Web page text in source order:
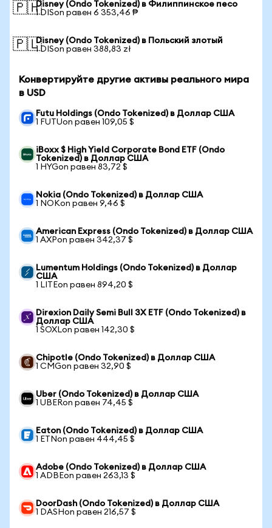
🇵🇭Disney (Ondo Tokenized) в Филиппинское песо
1 DISon равен 6 353,46 ₱
🇵🇱Disney (Ondo Tokenized) в Польский злотый
1 DISon равен 388,83 zł
Конвертируйте другие активы реального мира
в USD
Futu Holdings (Ondo Tokenized) в Доллар США
1 FUTUon равен 109,05 $
iBoxx $ High Yield Corporate Bond ETF (Ondo
Tokenized) в Доллар США
1 HYGon равен 83,72 $
Nokia (Ondo Tokenized) в Доллар США
1 NOKon равен 9,46 $
American Express (Ondo Tokenized) в Доллар США
1 AXPon равен 342,37 $
Lumentum Holdings (Ondo Tokenized) в Доллар
США
1 LITEon равен 894,20 $
Direxion Daily Semi Bull 3X ETF (Ondo Tokenized) в
Доллар США
1 SOXLon равен 142,30 $
Chipotle (Ondo Tokenized) в Доллар США
1 CMGon равен 32,90 $
Uber (Ondo Tokenized) в Доллар США
1 UBERon равен 74,45 $
Eaton (Ondo Tokenized) в Доллар США
1 ETNon равен 444,45 $
Adobe (Ondo Tokenized) в Доллар США
1 ADBEon равен 263,13 $
DoorDash (Ondo Tokenized) в Доллар США
1 DASHon равен 216,57 $